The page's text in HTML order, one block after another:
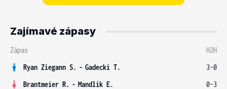
Zajímavé zápasy
Zápas
H2H
Ryan Ziegann S. - Gadecki T.
3-0
Brantmeier R. - Mandlik E.
0-3